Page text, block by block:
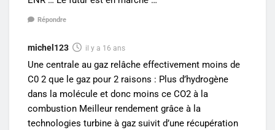
Répondre
michel123 il y a 16 ans
Une centrale au gaz relâche effectivement moins de
C0 2 que le gaz pour 2 raisons : Plus d’hydrogène
dans la molécule et donc moins ce CO2 à la
combustion Meilleur rendement grâce à la
technologies turbine à gaz suivit d’une récupération